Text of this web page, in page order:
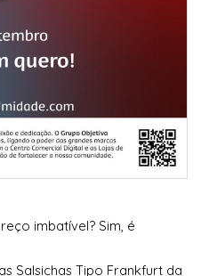
imbatível? Sim, é
Salsichas Tipo Frankfurt da